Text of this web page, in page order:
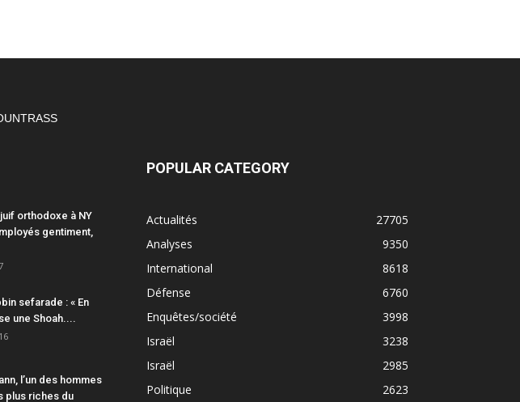
orthodoxe à NY
gentiment,
sefarade : « En
une Shoah....
l’un des hommes
plus riches du
POPULAR CATEGORY
Actualités
27705
Analyses
9350
International
8618
Défense
6760
Enquêtes/société
3998
Israël
3238
Israël
2985
Politique
2623